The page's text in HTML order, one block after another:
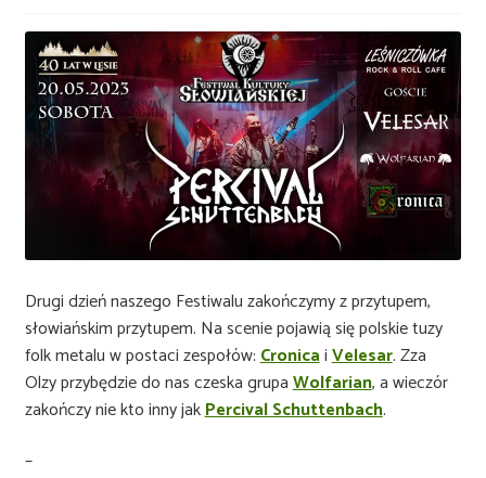
Drugi dzień naszego Festiwalu zakończymy z przytupem,
słowiańskim przytupem. Na scenie pojawią się polskie tuzy
folk metalu w postaci zespołów:CronicaiVelesar. Zza
Olzy przybędzie do nas czeska grupaWolfarian, a wieczór
zakończy nie kto inny jakPercival Schuttenbach.
–